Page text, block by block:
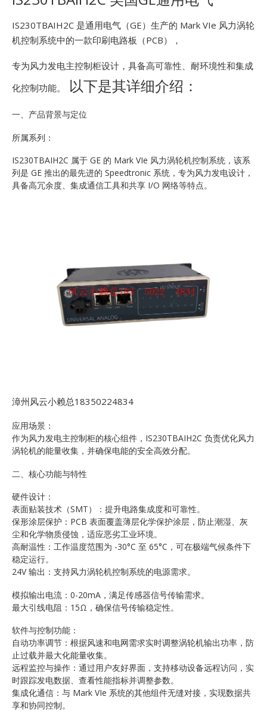
IS230TBAIH2C 是通用电气（GE）生产的 Mark VIe 风力涡轮
机控制系统中的一款印刷电路板（PCB），
专为风力发电主控制柜设计，具备高可靠性、耐环境性和集成
化控制功能。
以下是其详细介绍：
一、产品背景与定位
所属系列：
IS230TBAIH2C 属于 GE 的 Mark VIe 风力涡轮机控制系统，该系
列是 GE 推出的最先进的 Speedtronic 系统，专为风力发电设计，
具备高冗余度、集成通信工具和共享 I/O 网络等特点。
漳州风云小赖总18350224834
应用场景：
作为风力发电主控制柜的核心组件，IS230TBAIH2C 负责优化风力
涡轮机的能量收集，并确保电能的安全高效分配。
二、核心功能与特性
硬件设计：
表面贴装技术（SMT）：提升电路集成度和可靠性。
保形涂层保护：PCB 表面覆盖薄层化学保护涂层，防止潮湿、灰
尘和化学物质侵蚀，适应恶劣工业环境。
高耐温性：工作温度范围为 -30°C 至 65°C，可在极端气候条件下
稳定运行。
24V 输出：支持风力涡轮机控制系统的电源需求。
模拟输出电流：0-20mA，满足传感器信号传输需求。
最大引线电阻：15Ω，确保信号传输稳定性。
软件与控制功能：
自动功率调节：根据风速和电网需求实时调整涡轮机输出功率，防
止过载并最大化能量收集。
远程监控与操作：通过用户友好界面，支持移动设备远程访问，实
时跟踪发电数据、查看性能指标并调整参数。
集成化通信：与 Mark VIe 系统的其他组件无缝对接，实现数据共
享和协同控制。